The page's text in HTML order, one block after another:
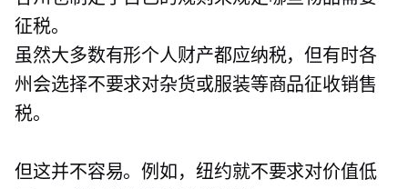
征税。
虽然大多数有形个人财产都应纳税，但有时各
州会选择不要求对杂货或服装等商品征收销售
税。
但这并不容易。例如，纽约就不要求对价值低